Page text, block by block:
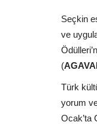
Seçkin
ve
(
Türk
yorum
Ocak’ta